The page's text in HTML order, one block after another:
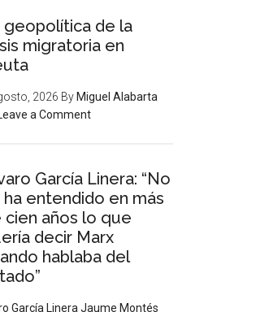
geopolítica de la
migratoria en
2026 By Miguel Alabarta
a Comment
García Linera: “No
ha entendido en más
cien años lo que
decir Marx
hablaba del
García Linera Jaume Montés